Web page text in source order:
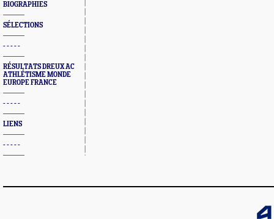
BIOGRAPHIES
SÉLECTIONS
- - - - -
RÉSULTATS DREUX AC
ATHLÉTISME MONDE
EUROPE FRANCE
- - - - -
LIENS
- - - - -